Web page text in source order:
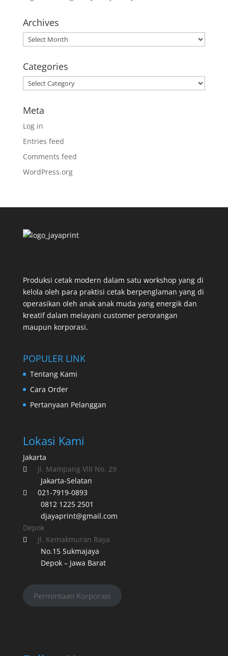
Archives
Archives
Categories
Categories
Meta
Log in
Entries feed
Comments feed
WordPress.org
Produksi cetak modern dalam satu workshop yang di
kelola oleh para praktisi cetak berpenglaman yang di
operasikan oleh anak anak muda yang energik dan
kreatif dalam melayani customer perorangan
maupun korporasi.
POPULER LINK
Tentang Kami
Cara Order
Pertanyaan Pelanggan
Lokasi Kami
Jakarta

Jl. Mampang VIII No. 29
Jakarta-Selatan

021-7919-0893
0812 1225 2501
djayaprint@gmail.com
Depok

Jl. Kemakmuran Raya
No.15 Sukmajaya
Depok – Jawa Barat
Permintaan Korporasi